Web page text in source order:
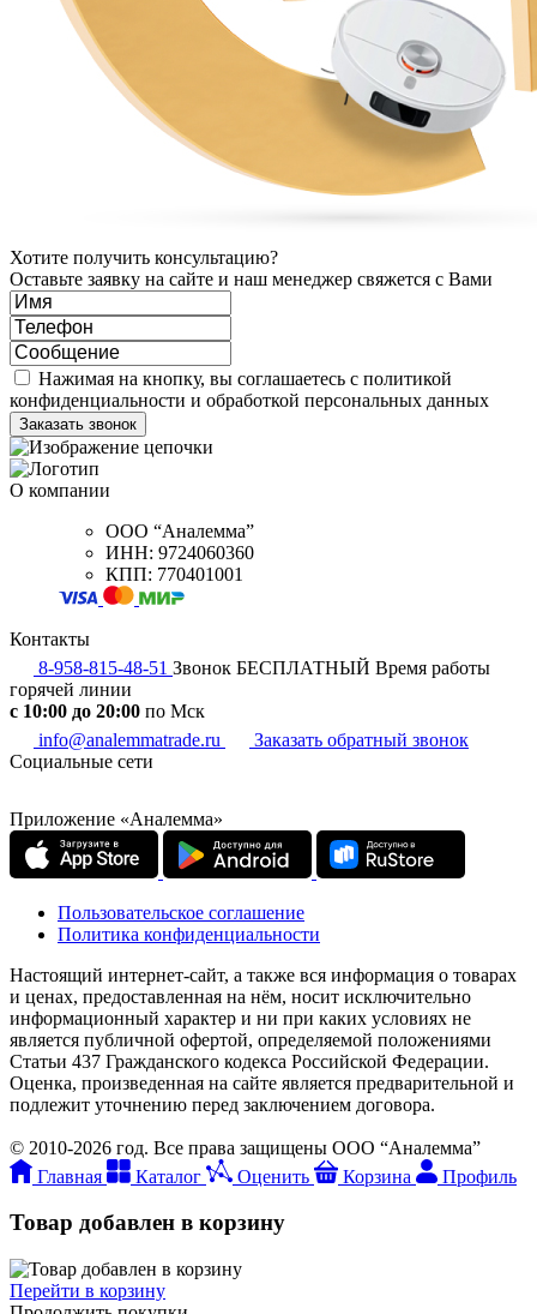
Хотите получить консультацию?
Оставьте заявку на сайте и наш менеджер свяжется с Вами
Нажимая на кнопку, вы соглашаетесь с политикой
конфиденциальности и обработкой персональных данных
О компании
ООО “Аналемма”
ИНН: 9724060360
КПП: 770401001
Контакты
8-958-815-48-51 Звонок БЕСПЛАТНЫЙ Время работы
горячей линии
c 10:00 до 20:00 по Мск
info@analemmatrade.ru
Заказать обратный звонок
Социальные сети
Приложение «Аналемма»
Пользовательское соглашение
Политика конфиденциальности
Настоящий интернет-сайт, а также вся информация о товарах
и ценах, предоставленная на нём, носит исключительно
информационный характер и ни при каких условиях не
является публичной офертой, определяемой положениями
Статьи 437 Гражданского кодекса Российской Федерации.
Оценка, произведенная на сайте является предварительной и
подлежит уточнению перед заключением договора.
© 2010-2026 год. Все права защищены ООО “Аналемма”
Главная
Каталог Оценить Корзина Профиль
Товар добавлен в корзину
Перейти в корзину